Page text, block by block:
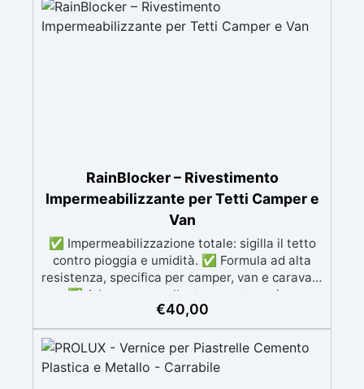
RainBlocker – Rivestimento
Impermeabilizzante per Tetti Camper e
Van
✅ Impermeabilizzazione totale: sigilla il tetto
contro pioggia e umidità. ✅ Formula ad alta
resistenza, specifica per camper, van e caravan.
✅ Aderenza eccellente su vetroresina,
alluminio e lamiera. ✅ Resiste agli sbalzi
termici da -20°C a +80°C. ✅ Applicazione
semplice a rullo, pennello o spruzzo airless. ✅
Durata pluriennale: protezione elastica, anti-UV
€40,00